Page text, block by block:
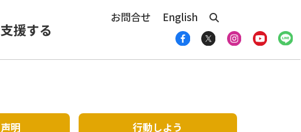
支援する
お問合せ English
声明 行動しよう